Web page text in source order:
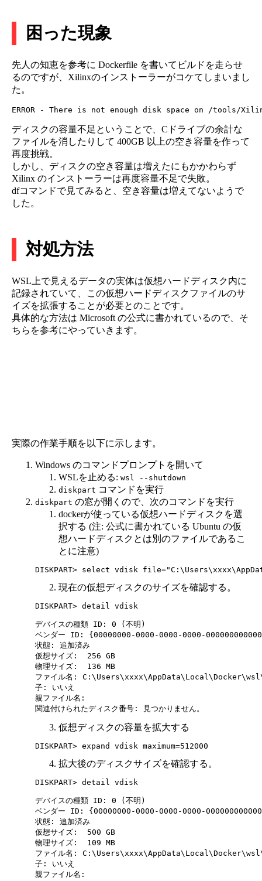
困った現象
先人の知恵を参考に Dockerfile を書いてビルドを走らせ
るのですが、Xilinxのインストーラーがコケてしまいまし
た。
ディスクの容量不足ということで、Cドライブの余計な
ファイルを消したりして 400GB 以上の空き容量を作って
再度挑戦。
しかし、ディスクの空き容量は増えたにもかかわらず
Xilinx のインストーラーは再度容量不足で失敗。
dfコマンドで見てみると、空き容量は増えてないようで
した。
対処方法
WSL上で見えるデータの実体は仮想ハードディスク内に
記録されていて、この仮想ハードディスクファイルのサ
イズを拡張することが必要とのことです。
具体的な方法は Microsoft の公式に書かれているので、そ
ちらを参考にやっていきます。
実際の作業手順を以下に示します。
Windows のコマンドプロンプトを開いて
WSLを止める: wsl --shutdown
diskpart コマンドを実行
diskpart の窓が開くので、次のコマンドを実行
dockerが使っている仮想ハードディスクを選
択する (注: 公式に書かれている Ubuntu の仮
想ハードディスクとは別のファイルであるこ
とに注意)
現在の仮想ディスクのサイズを確認する。
DISKPART> detail vdisk
デバイスの種類 ID: 0 (不明)
ベンダー ID: {00000000-0000-0000-0000-
状態: 追加済み
仮想サイズ:  256 GB
物理サイズ:  136 MB
ファイル名:
子: いいえ
親ファイル名:
仮想ディスクの容量を拡大する
拡大後のディスクサイズを確認する。
DISKPART> detail vdisk
デバイスの種類 ID: 0 (不明)
ベンダー ID: {00000000-0000-0000-0000-
状態: 追加済み
仮想サイズ:  500 GB
物理サイズ:  109 MB
ファイル名:
子: いいえ
親ファイル名: